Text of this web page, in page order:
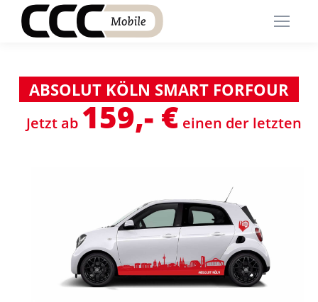
Jetzt ab 159,- € einen der letzten
ABSOLUT KÖLN SMART FORFOUR